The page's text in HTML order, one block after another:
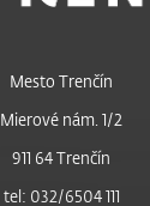
Mesto Trenčín
Mierové nám. 1/2
911 64 Trenčín
tel: 032/6504 111